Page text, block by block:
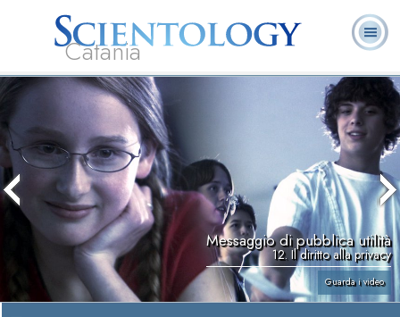
Catania
L. Ron Hubbard:
Che cos’è
Scientology?
Domande
ricorrenti
Libri
Messaggio di pubblica utilità
12. Il diritto alla privacy
Guarda i video